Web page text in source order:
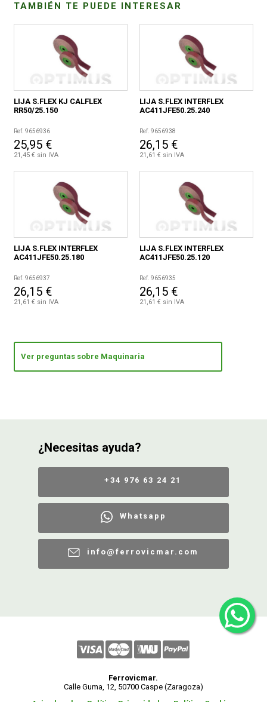
TAMBIÉN TE PUEDE INTERESAR
LIJA S.FLEX KJ CALFLEX
RR50/25.150
Ref. 9656936
25,95 €
21,45 € sin IVA
LIJA S.FLEX INTERFLEX
AC411JFE50.25.240
Ref. 9656938
26,15 €
21,61 € sin IVA
LIJA S.FLEX INTERFLEX
AC411JFE50.25.180
Ref. 9656937
26,15 €
21,61 € sin IVA
LIJA S.FLEX INTERFLEX
AC411JFE50.25.120
Ref. 9656935
26,15 €
21,61 € sin IVA
Ver preguntas sobre Maquinaria
¿Necesitas ayuda?
+34 976 63 24 21
Whatsapp
info@ferrovicmar.com
Ferrovicmar.
Calle Guma, 12, 50700 Caspe (Zaragoza)